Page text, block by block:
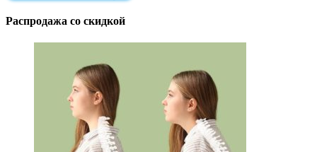
Распродажа со скидкой